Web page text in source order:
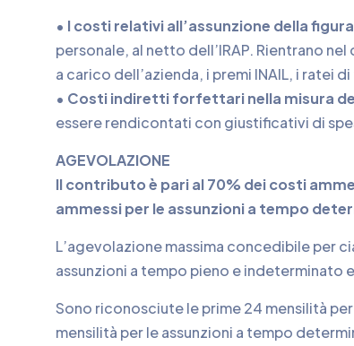
• I costi relativi all’assunzione della
personale, al netto dell’IRAP. Rientrano
a carico dell’azienda, i premi INAIL, i ratei
• Costi indiretti forfettari nella misura
essere rendicontati con giustificativi di
AGEVOLAZIONE
Il contributo è pari al 70% dei costi
ammessi per le assunzioni a tempo
L’agevolazione massima concedibile per
assunzioni a tempo pieno e indeterminato
Sono riconosciute le prime 24 mensilità
mensilità per le assunzioni a tempo